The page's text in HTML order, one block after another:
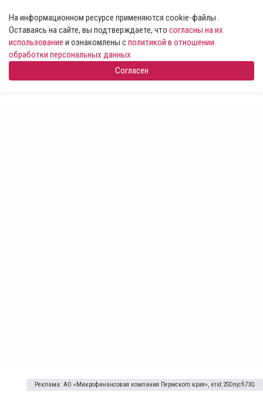
На информационном ресурсе применяются cookie-файлы .
Оставаясь на сайте, вы подтверждаете, что согласны на их
использование и ознакомлены сполитикой в отношении
обработки персональных данных
Согласен
Реклама: АО «Микрофинансовая компания Пермского края», erid:2SDnjcfi73Q